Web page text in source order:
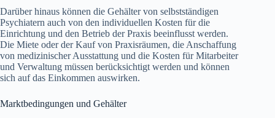
Darüber hinaus können die Gehälter von selbstständigen
Psychiatern auch von den individuellen Kosten für die
Einrichtung und den Betrieb der Praxis beeinflusst werden.
Die Miete oder der Kauf von Praxisräumen, die Anschaffung
von medizinischer Ausstattung und die Kosten für Mitarbeiter
und Verwaltung müssen berücksichtigt werden und können
sich auf das Einkommen auswirken.
Marktbedingungen und Gehälter